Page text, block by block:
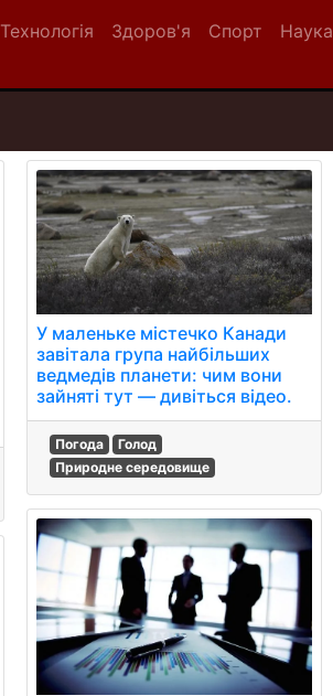
Технологія Здоров'я Спорт Наука
У маленьке містечко Канади
завітала група найбільших
ведмедів планети: чим вони
зайняті тут — дивіться відео.
Погода
Голод
Природне середовище